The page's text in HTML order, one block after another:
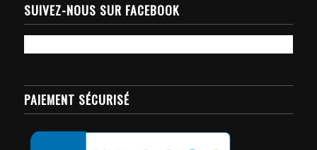
SUIVEZ-NOUS SUR FACEBOOK
PAIEMENT SÉCURISÉ